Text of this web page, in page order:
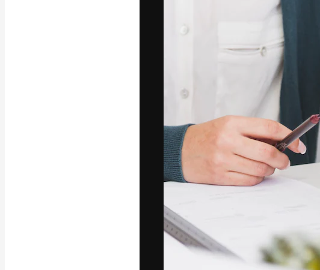
Креативная платформа для
ваших лучших работ.
подписчиков среди
предприятий, агентств и